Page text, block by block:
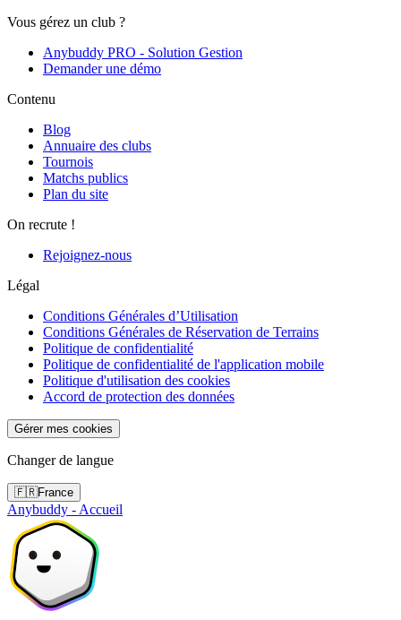
Vous gérez un club ?
Anybuddy PRO - Solution Gestion
Demander une démo
Contenu
Blog
Annuaire des clubs
Tournois
Matchs publics
Plan du site
On recrute !
Rejoignez-nous
Légal
Conditions Générales d’Utilisation
Conditions Générales de Réservation de Terrains
Politique de confidentialité
Politique de confidentialité de l'application mobile
Politique d'utilisation des cookies
Accord de protection des données
Gérer mes cookies
Changer de langue
🇫🇷France
Anybuddy - Accueil